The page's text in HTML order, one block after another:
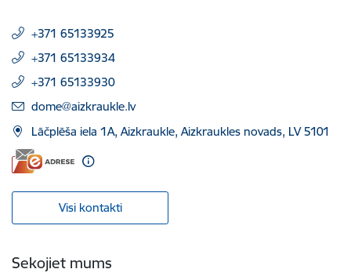
+371 65133925
+371 65133934
+371 65133930
E-pasts:
dome@aizkraukle.lv
Lāčplēša iela 1A, Aizkraukle, Aizkraukles novads, LV 5101
Visi kontakti
Sekojiet mums